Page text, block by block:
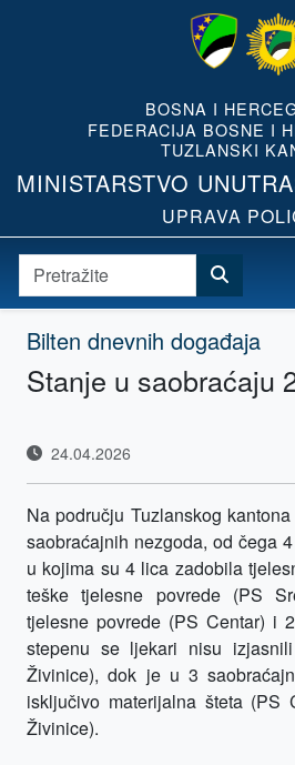
BOSNA I
FEDERACIJA BOSNE I
TUZLANSKI
MINISTARSTVO
UPRAVA
Bilten dnevnih događaja
Stanje u saobraćaju
24.04.2026
Na području Tuzlanskog
saobraćajnih nezgoda, od čega
u kojima su 4 lica zadobila
teške tjelesne povrede (PS
tjelesne povrede (PS Centar) i
stepenu se ljekari nisu
Živinice), dok je u 3
isključivo materijalna šteta (PS
Živinice).